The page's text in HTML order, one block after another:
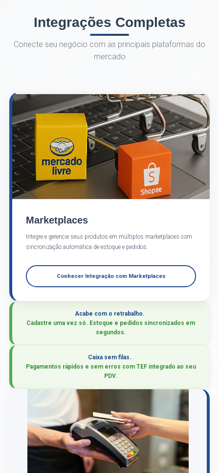
Integrações Completas
Conecte seu negócio com as principais plataformas do
mercado
Marketplaces
Integre e gerencie seus produtos em múltiplos marketplaces com
sincronização automática de estoque e pedidos.
Conhecer Integração com Marketplaces
Acabe com o retrabalho.
Cadastre uma vez só. Estoque e pedidos sincronizados em
segundos.
Caixa sem filas.
Pagamentos rápidos e sem erros com TEF integrado ao seu
PDV.